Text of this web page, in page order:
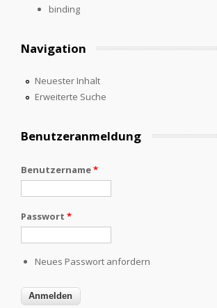
binding
Navigation
Neuester Inhalt
Erweiterte Suche
Benutzeranmeldung
Benutzername*
Passwort *
Neues Passwort anfordern